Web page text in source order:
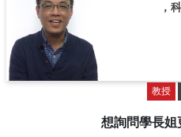
，
教授
想詢問學長姐